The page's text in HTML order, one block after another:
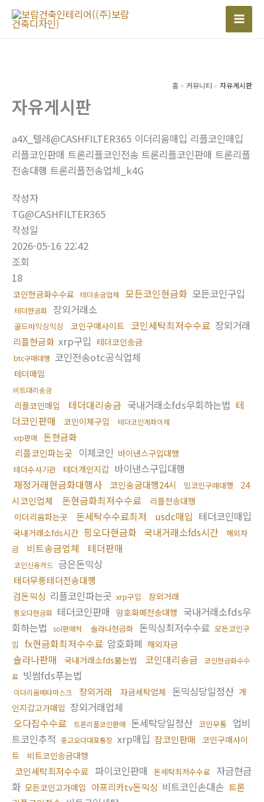
Main
홈 커뮤니티 자유게시판
자유게시판
a4X_텔레@CASHFILTER365 이더리움매입 리플코인매입
리플코인판매 트론리플코인전송 트론리플코인판매 트론리플
전송대행 트론리플전송업체_k4G
작성자
TG@CASHFILTER365
작성일
2026-05-16 22:42
조회
18
코인현금화수수료 테더송금업체 모든코인현금화 모든코인구입
테더현금화 장외거래소
골드바믹싱믹싱 코인구매사이트 코인세탁최저수수료 장외거래
리플현금화 xrp구입 테더코인송금
btc구매대행 코인전송otc공식업체
테더매입
비트대리송금
리플코인매입 테더대리송금 국내거래소fds우회하는법 테
더코인판매
코인이체구입
테더코인계좌이체
xrp판매
돈현금화
리플코인파는곳
이체코인 바이낸스구입대행
테더수사기관 테더개인지갑 바이낸스구입대행
재정거래현금화대행사
코인송금대행24시 밈코인구매대행
24
시코인업체
돈현금화최저수수료
리플전송대행
이더리움파는곳
돈세탁수수료최저 usdc매입 테더코인매입
국내거래소fds시간 핑오다현금화 국내거래소fds시간
해외자
금
비트송금업체 테더판매
코인신용카드 금은돈믹싱
테더무통테더전송대행
검돈믹싱 리플코인파는곳 xrp구입 장외거래
핑오다현금화 테더코인판매 암호화폐전송대행 국내거래소fds우
회하는법
sol판매처 솔라나현금화 돈믹싱최저수수료 모든코인구
입
fx현금화최저수수료 암호화폐 해외자금
솔라나판매 국내거래소fds뚫는법 코인대리송금
코인현금화수수
료 빗썸fds푸는법
이더리움메타마스크 장외거래 자금세탁업체 돈믹싱당일정산 개
인지갑고가매입 장외거래업체
오다집수수료
트론리플코인판매 돈세탁당일정산 코인무통
업비
트코인추적 중고오다대포통장 xrp매입 잡코인판매 코인구매사이
트
비트코인송금대행
코인세탁최저수수료 파이코인판매 돈세탁최저수수료
자금현금
화 모든코인고가매입 아프리카tv돈믹싱 비트코인손대손 트론